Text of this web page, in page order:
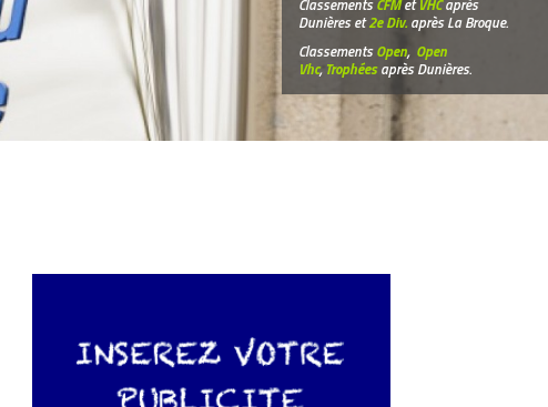
ClassementsCFMetVHCaprès
Dunières et2e Div. après La Broque.
ClassementsOpen, Open
Vhc, Trophéesaprès Dunières.